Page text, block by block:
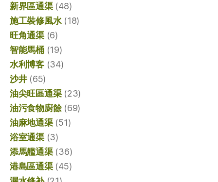
新界區通渠(48)
施工裝修風水(18)
旺角通渠(6)
智能馬桶(19)
水利博客(34)
沙井(65)
油尖旺區通渠(23)
油污食物廚餘(69)
油麻地通渠(51)
浴室通渠(3)
添馬艦通渠(36)
港島區通渠(45)